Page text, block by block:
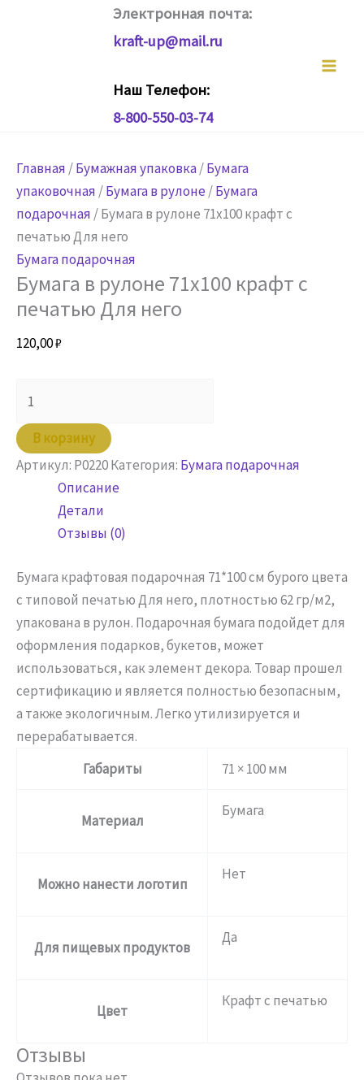
Электронная почта:
kraft-up@mail.ru
Наш Телефон:
8-800-550-03-74
Главная /Бумажная упаковка/Бумага
упаковочная /Бумага в рулоне /Бумага
подарочная / Бумага в рулоне 71х100 крафт с
печатью Для него
Бумага подарочная
Бумага в рулоне 71х100 крафт с
печатью Для него
120,00₽
товара
Бумага
в
рулоне
печатью
Для
него
В корзину
Артикул: P0220Категория: Бумага подарочная
Описание
Детали
Отзывы (0)
Бумага крафтовая подарочная 71*100 см бурого цвета
с типовой печатью Для него, плотностью 62 гр/м2,
упакована в рулон. Подарочная бумага подойдет для
оформления подарков, букетов, может
использоваться, как элемент декора. Товар прошел
сертификацию и является полностью безопасным,
а также экологичным. Легко утилизируется и
перерабатывается.
Габариты
71 × 100 мм
Материал
Бумага
Можно нанести логотип
Нет
Для пищевых продуктов
Да
Цвет
Крафт с печатью
Отзывы